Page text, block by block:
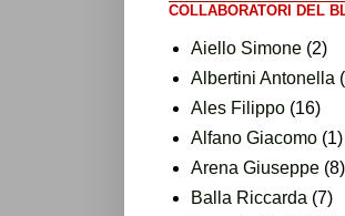
COLLABORATORI DEL
Aiello Simone (2)
Albertini Antonella
Ales Filippo (16)
Alfano Giacomo (1)
Arena Giuseppe (8)
Balla Riccarda (7)